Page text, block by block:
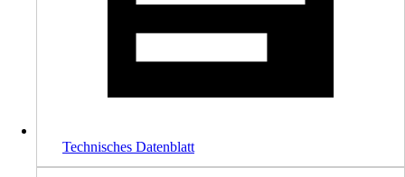
Technisches Datenblatt